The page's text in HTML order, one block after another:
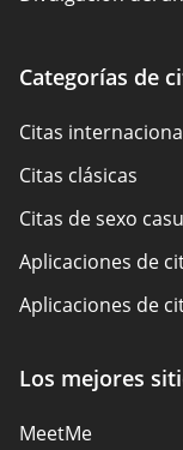
Política de
Categorías de
Citas
Citas clásicas
Citas de sexo
Aplicaciones de
Aplicaciones de
Sitios de citas en
Sitios de citas
Los mejores
MeetMe